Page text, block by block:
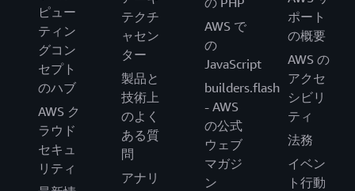
ピュー
ティン
グコン
セプト
のハブ
AWS ク
ラウド
セキュ
リティ
テクチ
ャセン
ター
製品と
技術上
のよく
ある質
問
アナリ
AWS で
の
JavaScript
builders.flash
- AWS
の公式
ウェブ
マガジ
ン
ポート
の概要
AWS の
アクセ
シビリ
ティ
法務
イベン
ト行動